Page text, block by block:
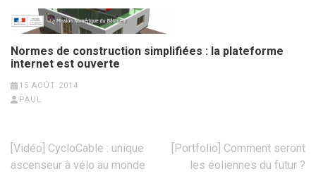
Normes de construction simplifiées : la plateforme
internet est ouverte
15 AOÛT 2014
PAUL
Navigation
de
[Vidéo] CycloCable : unique
ascenseur à vélo au monde
[Portfolio] Comment seront
les éoliennes du futur ?